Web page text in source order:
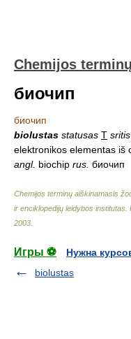
Chemijos
биочип
биочип
biolustas statusas T sritis
elektronikos elementas iš
angl. biochip rus. биочип
Chemijos terminų aiškinamasis
ir enciklopedijų leidybos institutas
2003
Игры ⚽
Нужна
biolustas